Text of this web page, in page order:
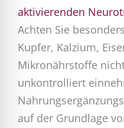
aktivierenden
Achten Sie
Kupfer, Kalzium,
Mikronährstoffe
unkontrolliert
auf der Grundlage